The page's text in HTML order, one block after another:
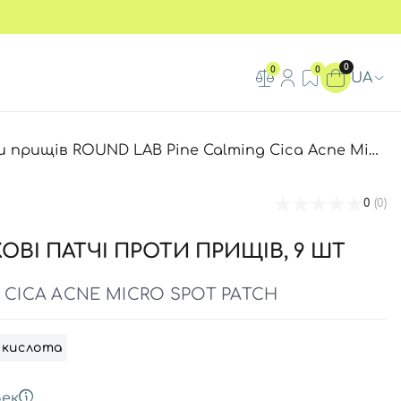
0 0 0
UA
ROUND LAB Pine Calming Cica Acne Micro Spot Patch, 9 шт
0 (0)
ПАТЧІ ПРОТИ ПРИЩІВ, 9 ШТ
ACNE MICRO SPOT PATCH
кислота